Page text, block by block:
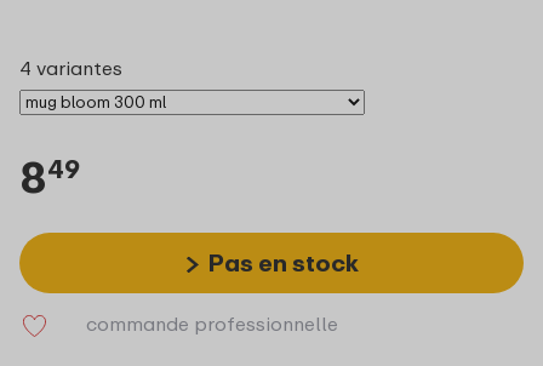
4 variantes
849
Pas en stock
commande professionnelle